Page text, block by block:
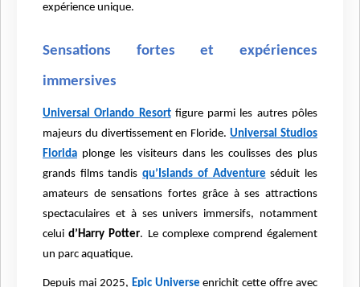
expérience unique.
Sensations fortes et expériences
immersives
Universal Orlando Resortfigure parmi les autres pôles
majeurs du divertissement en Floride.Universal Studios
Florida plonge les visiteurs dans les coulisses des plus
grands films tandisqu’Islands of Adventure séduit les
amateurs de sensations fortes grâce à ses attractions
spectaculaires et à ses univers immersifs, notamment
celuid’Harry Potter. Le complexe comprend également
un parc aquatique.
Depuis mai 2025, Epic Universe enrichit cette offre avec